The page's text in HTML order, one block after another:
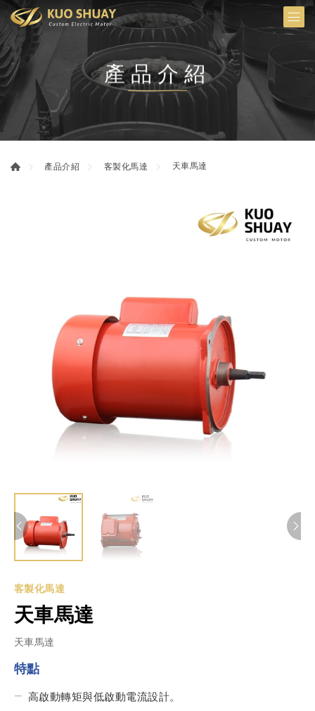
產品介紹
產品介紹 客製化馬達 天車馬達
客製化馬達
天車馬達
天車馬達
特點
高啟動轉矩與低啟動電流設計。